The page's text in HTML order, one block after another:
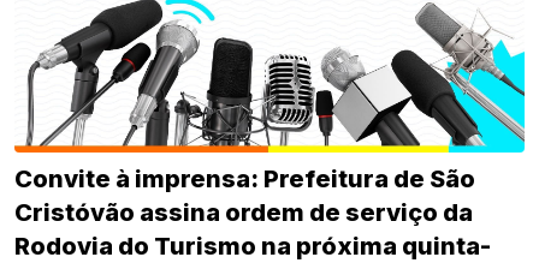
Convite à imprensa: Prefeitura de São
Cristóvão assina ordem de serviço da
Rodovia do Turismo na próxima quinta-